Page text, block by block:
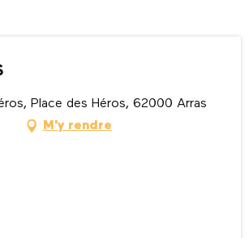
Place des Héros, 62000 Arras
M'y rendre